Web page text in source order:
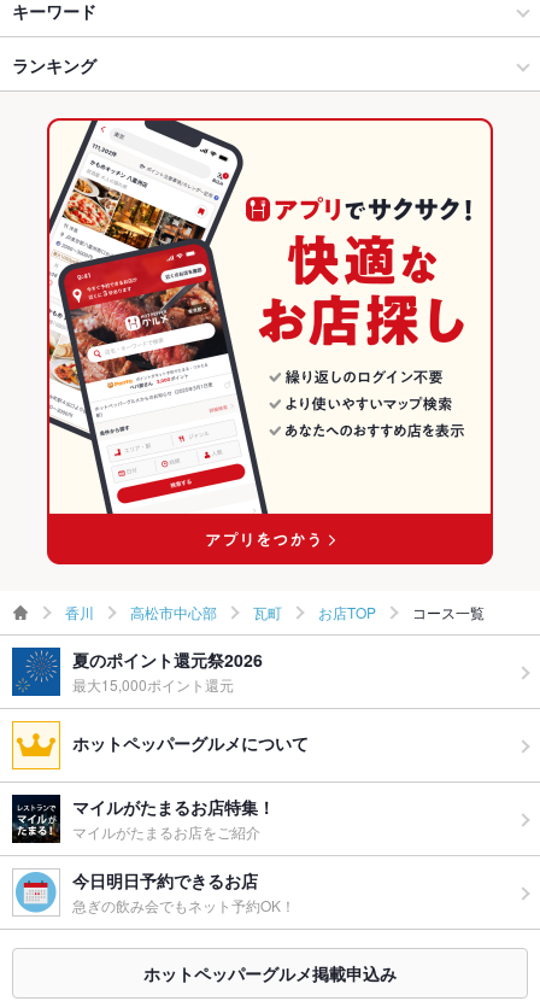
創作
高松市中心部 × 居酒屋
高松市中心部 × 和風
高松市中心部 × 創作
瓦町駅 × 居酒屋
瓦町駅 × 和風
瓦町駅 × 創作
瓦町 × 居酒屋
瓦町 × 和風
瓦町 × 創作
香川 × 居酒屋
香川 × 和風
香川 × 創作
瓦町駅
キーワード
手羽先 からあげ
ジンギスカン デザート
味噌ラーメン ハラミステーキ
ランキング
香川のグルメランキング
香川の居酒屋ランキング
高松市中心部のグルメランキング
高松市中心部の居酒屋ランキング
瓦町のグルメランキング
瓦町の居酒屋ランキング
香川 高松市中心部 瓦町 お店TOP コース一覧
夏のポイント還元祭2026
最大15,000ポイント還元
ホットペッパーグルメについて
マイルがたまるお店特集！
マイルがたまるお店をご紹介
今日明日予約できるお店
急ぎの飲み会でもネット予約OK！
ホットペッパーグルメ掲載申込み